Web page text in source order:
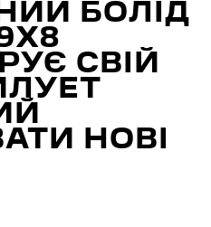
БОЛІД
СВІЙ
НОВІ